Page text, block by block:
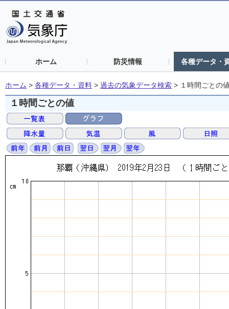
ホーム 防災情報 各種データ・
ホーム > 各種データ・資料 > 過去の気象データ検索 > １時間ごとの
１時間ごとの値